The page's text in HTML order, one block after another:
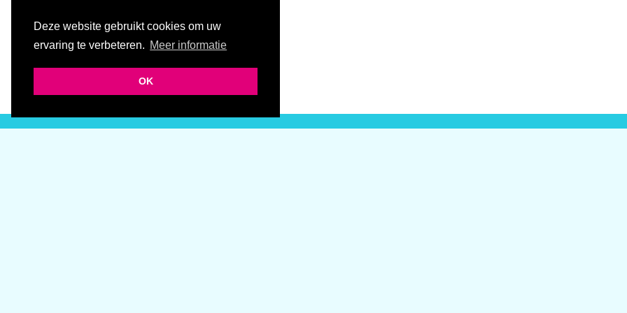
Deze website gebruikt cookies om uw
ervaring te verbeteren. Meer informatie
OK